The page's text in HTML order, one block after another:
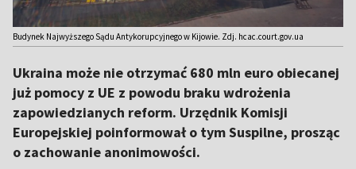
Budynek Najwyższego Sądu Antykorupcyjnego w Kijowie. Zdj. hcac.court.gov.ua
Ukraina może nie otrzymać 680 mln euro obiecanej
już pomocy z UE z powodu braku wdrożenia
zapowiedzianych reform. Urzędnik Komisji
Europejskiej poinformował o tym Suspilne, prosząc
o zachowanie anonimowości.